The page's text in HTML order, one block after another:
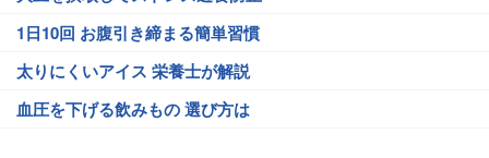
1日10回 お腹引き締まる簡単習慣
太りにくいアイス 栄養士が解説
血圧を下げる飲みもの 選び方は